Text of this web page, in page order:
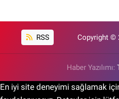
RSS Copyright ©
Haber Yazılımı:
En iyi site deneyimi sağlamak